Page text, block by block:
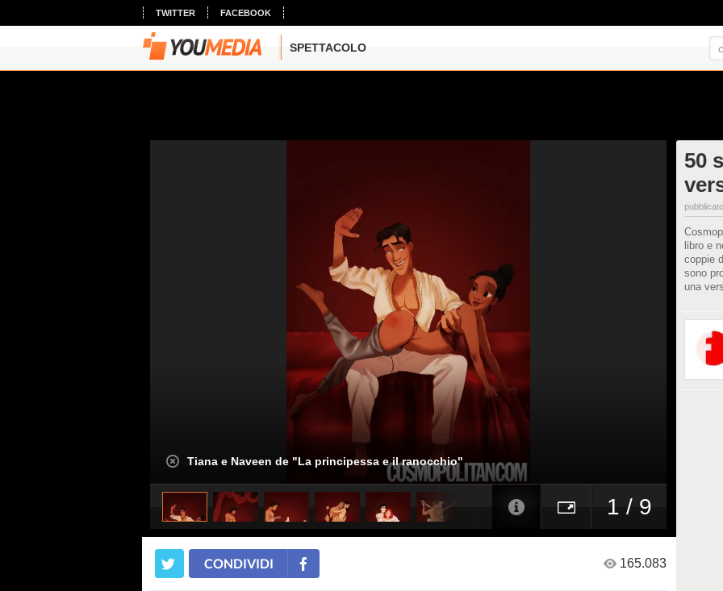
TWITTER FACEBOOK
SPETTACOLO
Tiana e Naveen de "La principessa e il ranocchio"
1 / 9
50
libro e
coppie
sono
una
CONDIVIDI 165.083